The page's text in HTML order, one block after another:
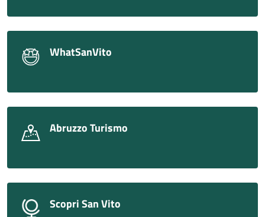
WhatSanVito
Abruzzo Turismo
Scopri San Vito